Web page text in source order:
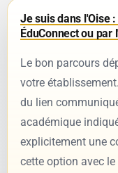
Je suis dans l'Oise
ÉduConnect ou par
Le bon parcours
votre
du lien
académique
explicitement une
cette option avec